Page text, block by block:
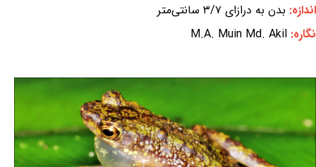
اندازه: بدن به درازای ۳/۷ سانتی‌متر
نگاره: M.A. Muin Md. Akil